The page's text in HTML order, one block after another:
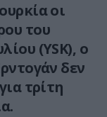
οι
του
(YSK), ο
δεν
τρίτη